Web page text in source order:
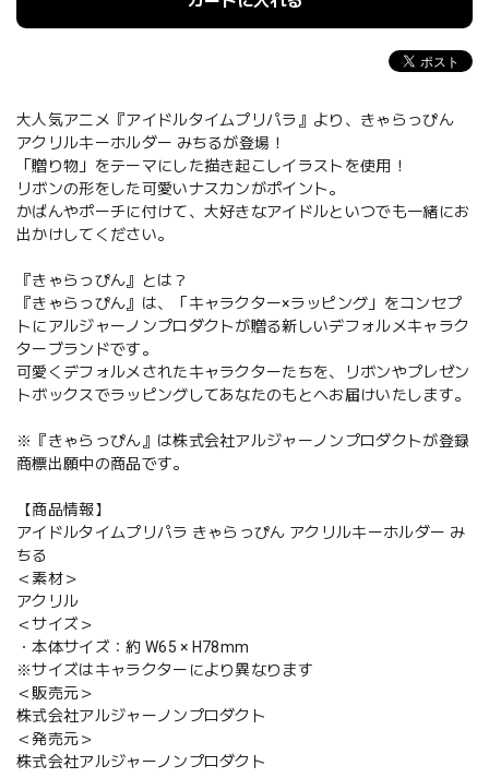
大人気アニメ『アイドルタイムプリパラ』より、きゃらっぴん
アクリルキーホルダー みちるが登場！
「贈り物」をテーマにした描き起こしイラストを使用！
リボンの形をした可愛いナスカンがポイント。
かばんやポーチに付けて、大好きなアイドルといつでも一緒にお
出かけしてください。
『きゃらっぴん』とは？
『きゃらっぴん』は、「キャラクター×ラッピング」をコンセプ
トにアルジャーノンプロダクトが贈る新しいデフォルメキャラク
ターブランドです。
可愛くデフォルメされたキャラクターたちを、リボンやプレゼン
トボックスでラッピングしてあなたのもとへお届けいたします。
※『きゃらっぴん』は株式会社アルジャーノンプロダクトが登録
商標出願中の商品です。
【商品情報】
アイドルタイムプリパラ きゃらっぴん アクリルキーホルダー み
ちる
＜素材＞
アクリル
＜サイズ＞
・本体サイズ：約 W65 × H78mm
※サイズはキャラクターにより異なります
＜販売元＞
株式会社アルジャーノンプロダクト
＜発売元＞
株式会社アルジャーノンプロダクト